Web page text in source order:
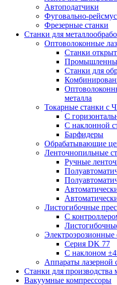
Автоподатчики
Фуговально-
Фрезерные станки
Станки для
Оптоволоконные
Станки
Станки для
металла
Токарные станки с
С
С наклонной
Барфидеры
Обрабатывающие
Ленточнопильные
Ручные
Листогибочные
С
Электроэрозионные
Серия DK 77
С наклоном
Аппараты лазерной
Станки для производства
Вакуумные компрессоры